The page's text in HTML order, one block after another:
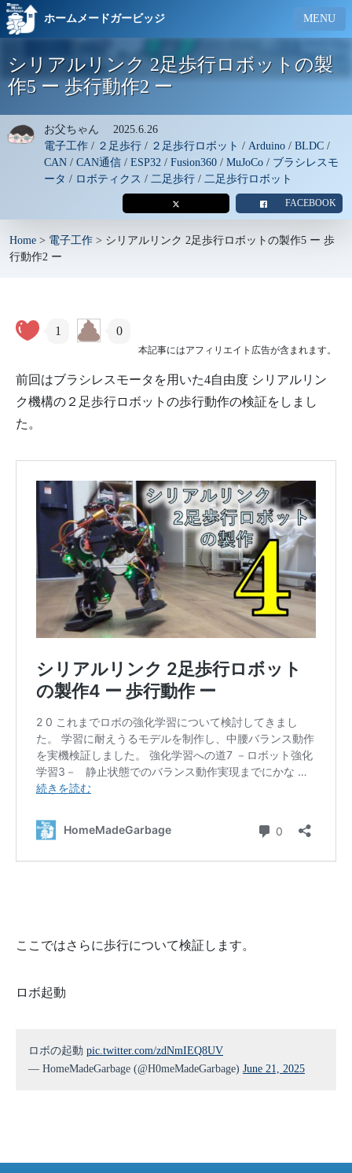
ホームメードガービッジ MENU
シリアルリンク 2足歩行ロボットの製
作5 ー 歩行動作2 ー
お父ちゃん 2025.6.26
電子工作 / ２足歩行 / ２足歩行ロボット / Arduino / BLDC /
CAN / CAN通信 / ESP32 / Fusion360 / MuJoCo / ブラシレスモ
ータ / ロボティクス / 二足歩行 / 二足歩行ロボット
FACEBOOK
Home > 電子工作 > シリアルリンク 2足歩行ロボットの製作5 ー 歩
行動作2 ー
本記事にはアフィリエイト広告が含まれます。
1 0
前回はブラシレスモータを用いた4自由度 シリアルリン
ク機構の２足歩行ロボットの歩行動作の検証をしまし
た。
ここではさらに歩行について検証します。
ロボ起動
ロボの起動 pic.twitter.com/zdNmIEQ8UV
— HomeMadeGarbage (@H0meMadeGarbage) June 21, 2025